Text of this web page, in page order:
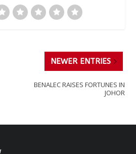
NEWER ENTRIES
BENALEC RAISES FORTUNES IN
JOHOR